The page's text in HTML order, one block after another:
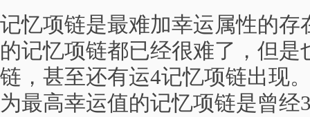
记忆项链是最难加幸运属性的存
的记忆项链都已经很难了，但
链，甚至还有运4记忆项链出现
为最高幸运值的记忆项链是曾经